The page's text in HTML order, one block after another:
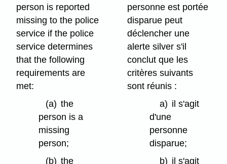
person is reported
missing to the police
service if the police
service determines
that the following
requirements are
met:
(a) the
person is a
missing
person;
(b) the
personne est portée
disparue peut
déclencher une
alerte silver s'il
conclut que les
critères suivants
sont réunis :
a) il s'agit
d'une
personne
disparue;
b) il s'agit